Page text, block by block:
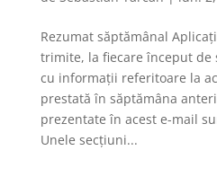
Rezumat săptămânal
trimite, la fiecare început de
cu informații referitoare la
prestată în săptămâna
prezentate în acest e-mail
Unele secțiuni...